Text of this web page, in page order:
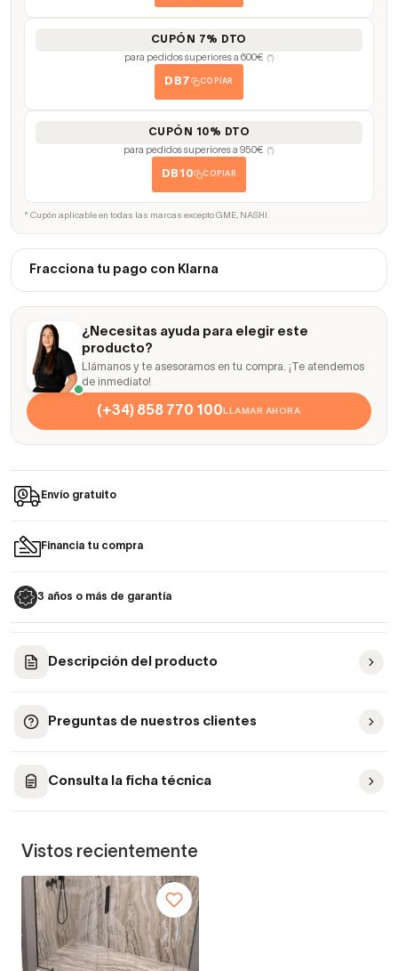
CUPÓN 7% DTO
para pedidos superiores a 600€ (*)
DB7 COPIAR
CUPÓN 10% DTO
para pedidos superiores a 950€ (*)
DB10 COPIAR
* Cupón aplicable en todas las marcas excepto GME, NASHI.
Fracciona tu pago con Klarna
¿Necesitas ayuda para elegir este
producto?
Llámanos y te asesoramos en tu compra. ¡Te atendemos
de inmediato!
(+34) 858 770 100LLAMAR AHORA
Envío gratuito
Financia tu compra
3 años o más de garantía
Descripción del producto
Preguntas de nuestros clientes
Consulta la ficha técnica
Vistos recientemente